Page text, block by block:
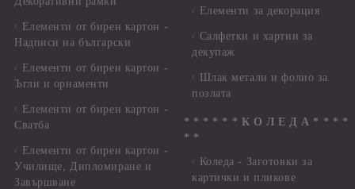
Елементи от бирен картон -
Надписи на български
Елементи от бирен картон -
Ъгли и орнаменти
Елементи от бирен картон -
Сватба
Елементи от бирен картон -
Училище, Дипломиране и
Завършване
Елементи за декорация
Салфетки и хартии за
декупаж
Шлак метали и фолио за
позлата
* * * * * * К О Л Е Д А * * * *
* *
Коледа - Заготовки за
картички и пликове